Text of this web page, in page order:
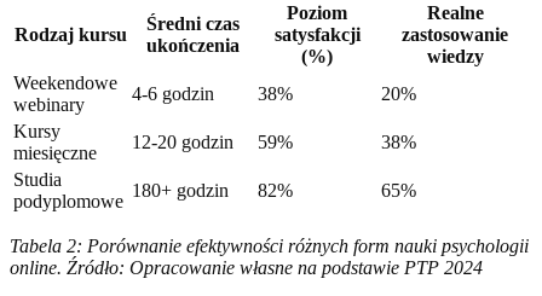
Rodzaj kursu
Średni czas
ukończenia
Poziom
satysfakcji
(%)
Realne
zastosowanie
wiedzy
Weekendowe
webinary
4-6 godzin 38%
20%
Kursy
miesięczne
12-20 godzin 59%
38%
Studia
podyplomowe
180+ godzin 82% 65%
Tabela 2: Porównanie efektywności różnych form nauki psychologii
online. Źródło: Opracowanie własne na podstawie PTP 2024